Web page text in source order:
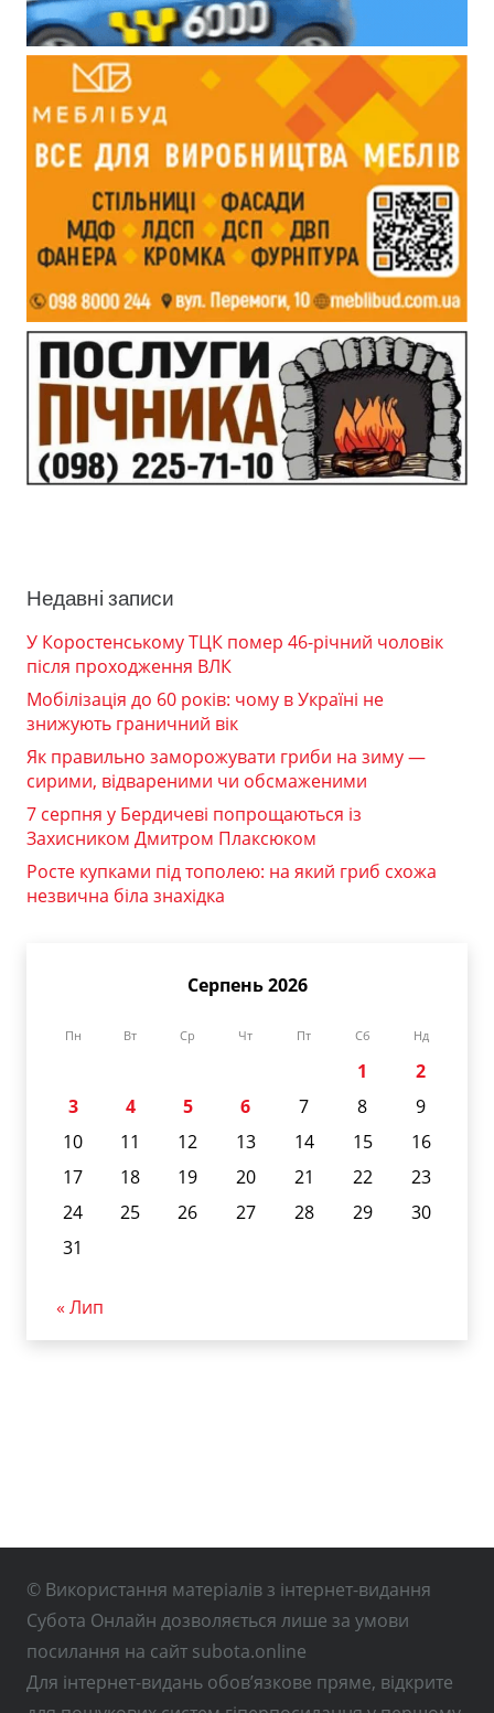
Недавні записи
У Коростенському ТЦК помер 46-річний чоловік
після проходження ВЛК
Мобілізація до 60 років: чому в Україні не
знижують граничний вік
Як правильно заморожувати гриби на зиму —
сирими, відвареними чи обсмаженими
7 серпня у Бердичеві попрощаються із
Захисником Дмитром Плаксюком
Росте купками під тополею: на який гриб схожа
незвична біла знахідка
Серпень 2026
Пн Вт Ср Чт Пт Сб Нд
1
2
3
4 5 6 7 8
9
10
11 12 13 14 15
16
17
18 19 20 21 22
23
24
25 26 27 28 29
30
31
« Лип
© Використання матеріалів з інтернет-видання
Субота Онлайн дозволяється лише за умови
посилання на сайт subota.online
Для інтернет-видань обов’язкове пряме, відкрите